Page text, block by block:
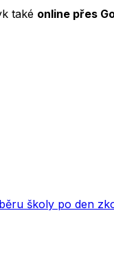
také online přes
školy po den